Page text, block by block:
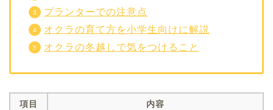
プランターでの注意点
オクラの育て方を小学生向けに解説
オクラの冬越しで気をつけること
項目 内容